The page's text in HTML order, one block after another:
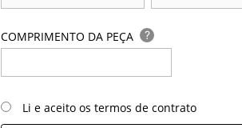
COMPRIMENTO DA PEÇA ?
Li e aceito os termos de contrato